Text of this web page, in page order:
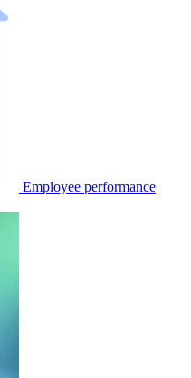
Employee performance